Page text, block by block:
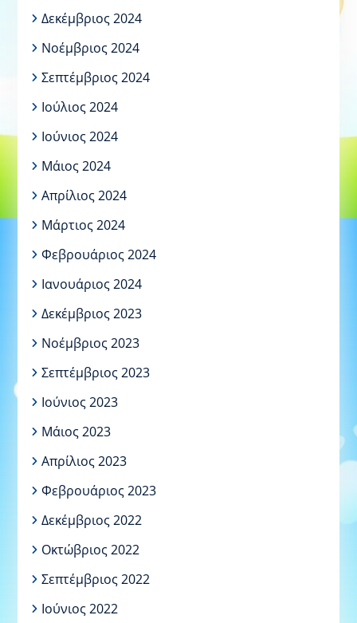
Δεκέμβριος 2024
Νοέμβριος 2024
Σεπτέμβριος 2024
Ιούλιος 2024
Ιούνιος 2024
Μάιος 2024
Απρίλιος 2024
Μάρτιος 2024
Φεβρουάριος 2024
Ιανουάριος 2024
Δεκέμβριος 2023
Νοέμβριος 2023
Σεπτέμβριος 2023
Ιούνιος 2023
Μάιος 2023
Απρίλιος 2023
Φεβρουάριος 2023
Δεκέμβριος 2022
Οκτώβριος 2022
Σεπτέμβριος 2022
Ιούνιος 2022